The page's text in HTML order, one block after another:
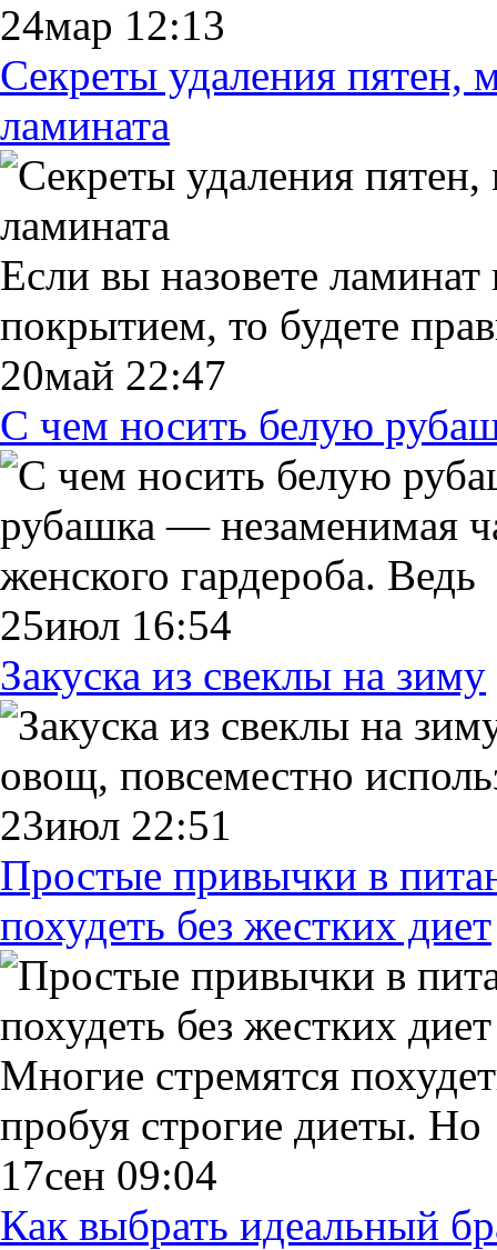
24мар 12:13
Секреты удаления пятен,
ламината
Если вы назовете
покрытием, то будете
20май 22:47
С чем носить белую
рубашка — незаменимая
женского гардероба. Ведь
25июл 16:54
Закуска из свеклы на зиму
овощ, повсеместно
23июл 22:51
Простые привычки в
похудеть без жестких диет
Многие стремятся
пробуя строгие диеты. Но
17сен 09:04
Как выбрать идеальный